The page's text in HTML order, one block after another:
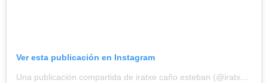
Ver esta publicación en Instagram
Una publicación compartida de iratxe caño esteban (@iratxecanoesteban)